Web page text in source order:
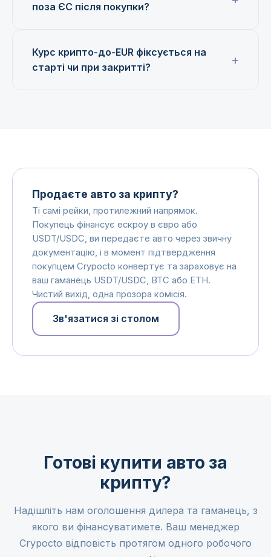
поза ЄС після покупки?
Курс крипто-до-EUR фіксується на
старті чи при закритті?
Продаєте авто за крипту?
Ті самі рейки, протилежний напрямок.
Покупець фінансує ескроу в євро або
USDT/USDC, ви передаєте авто через звичну
документацію, і в момент підтвердження
покупцем Crypocto конвертує та зараховує на
ваш гаманець USDT/USDC, BTC або ETH.
Чистий вихід, одна прозора комісія.
Зв'язатися зі столом
Готові купити авто за
крипту?
Надішліть нам оголошення дилера та гаманець, з
якого ви фінансуватимете. Ваш менеджер
Crypocto відповість протягом одного робочого